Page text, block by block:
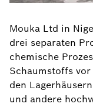
Mouka Ltd in
drei separaten
chemische
Schaumstoffs
den
und andere